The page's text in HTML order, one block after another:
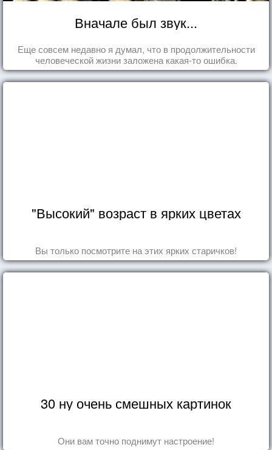
Вначале был звук...
Еще совсем недавно я думал, что в продолжительности
человеческой жизни заложена какая-то ошибка.
"Высокий" возраст в ярких цветах
Вы только посмотрите на этих ярких старичков!
30 ну очень смешных картинок
Они вам точно поднимут настроение!